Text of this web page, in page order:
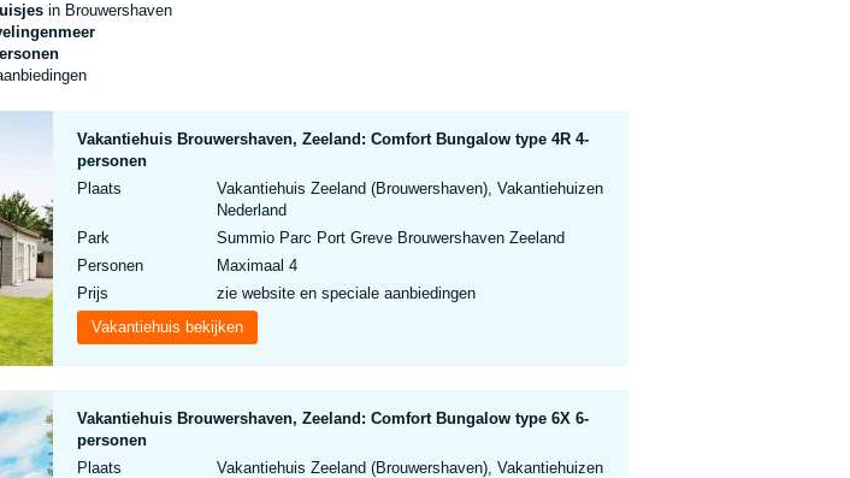
in Brouwershaven
Vakantiehuis Brouwershaven, Zeeland: Comfort Bungalow type 4R 4-
personen
Plaats
Vakantiehuis Zeeland (Brouwershaven), Vakantiehuizen
Nederland
Park
Summio Parc Port Greve Brouwershaven Zeeland
Personen
Maximaal 4
Prijs
zie website en speciale aanbiedingen
Vakantiehuis bekijken
Vakantiehuis Brouwershaven, Zeeland: Comfort Bungalow type 6X 6-
personen
Plaats
Vakantiehuis Zeeland (Brouwershaven), Vakantiehuizen